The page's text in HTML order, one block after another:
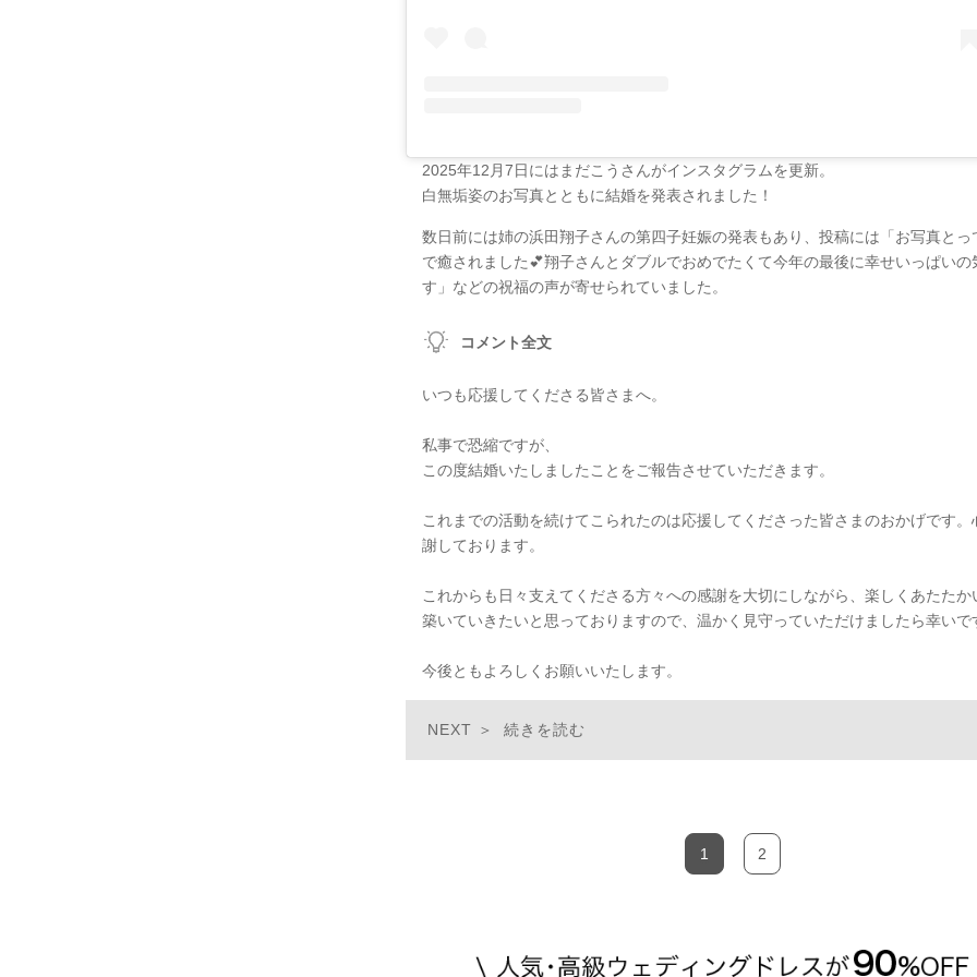
2025年12月7日にはまだこうさんがインスタグラムを更新。
白無垢姿のお写真とともに結婚を発表されました！
数日前には姉の浜田翔子さんの第四子妊娠の発表もあり、投稿には「お写真とっ
で癒されました💕翔子さんとダブルでおめでたくて今年の最後に幸せいっぱいの
す」などの祝福の声が寄せられていました。
コメント全文
いつも応援してくださる皆さまへ。
私事で恐縮ですが、
この度結婚いたしましたことをご報告させていただきます。
これまでの活動を続けてこられたのは応援してくださった皆さまのおかげです。
謝しております。
これからも日々支えてくださる方々への感謝を大切にしながら、楽しくあたたか
築いていきたいと思っておりますので、温かく見守っていただけましたら幸いで
今後ともよろしくお願いいたします。
続きを読む
1 2